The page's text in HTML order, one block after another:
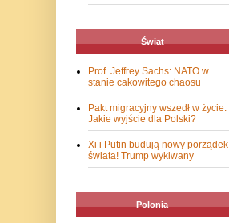
Świat
Prof. Jeffrey Sachs: NATO w
stanie cakowitego chaosu
Pakt migracyjny wszedł w życie.
Jakie wyjście dla Polski?
Xi i Putin budują nowy porządek
świata! Trump wykiwany
Polonia